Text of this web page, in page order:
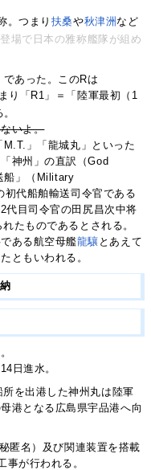
。つまり 扶桑や秋津洲など
場で日本の雅称艦隊が組め
であった。このRは
り「R1」＝「陸軍最初（1
いよ。
M.T.」「龍城丸」といった
神州」の直訳（God
船」（Military
代船舶輸送司令官である
代目司令官の田尻昌次中将
たものであるとされる。
ある航空母艦龍驤 とあえて
ともいわれる。
日進水。
を出港した神州丸は陸軍
港となる広島県宇品港へ向
匿名）及び関連装置を搭載
事が行われる。